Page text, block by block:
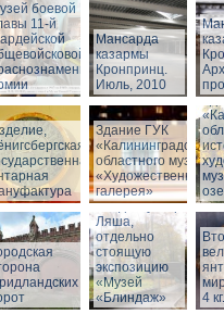
боевой
11-й
Мансарда
казармы
Кронпринц.
Июль, 2010
Здание ГУК
«Калининградского
областного музея
«Художественная
галерея»
Вход в бункер
Ляша,
отдельно
стоящую
экспозицию
«Музей
«Блиндаж»
4